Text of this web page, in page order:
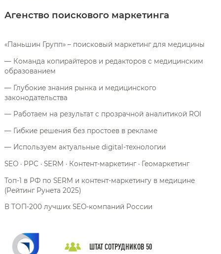
Агенство поискового маркетинга
«Паньшин Групп» – поисковый маркетинг для медицины
— Команда копирайтеров и редакторов с медицинским
образованием
— Глубокие знания рынка и медицинского
законодательства
— Работаем на результат с прозрачной аналитикой ROI
— Гибкие решения без простоев в рекламе
— Используем актуальные digital-технологии
SEO · PPC · SERM · Контент-маркетинг · Геомаркетинг
Топ-1 в РФ по SERM и контент-маркетингу в медицине
(Рейтинг Рунета 2025)
В ТОП-200 лучших SEO-компаний России
ШТАТ СОТРУДНИКОВ 50